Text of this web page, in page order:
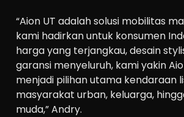
“Aion UT adalah solusi mobilitas
kami hadirkan untuk konsumen
harga yang terjangkau, desain
garansi menyeluruh, kami yakin
menjadi pilihan utama kendaraan
masyarakat urban, keluarga,
muda,” Andry.